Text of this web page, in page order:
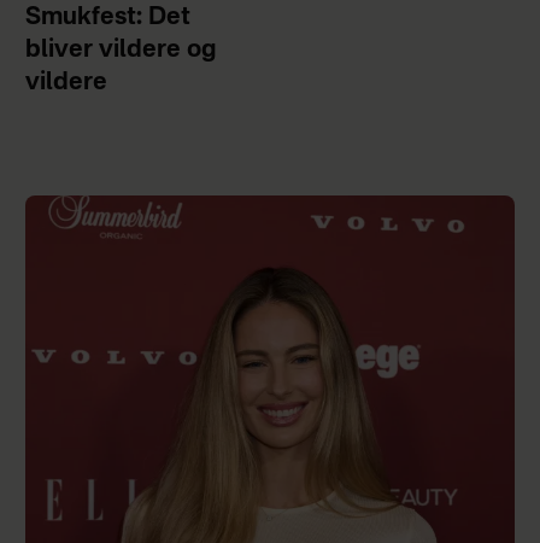
Smukfest: Det
bliver vildere og
vildere